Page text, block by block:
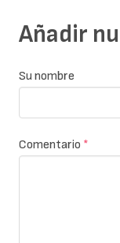
Añadir
Su nombre
Comentario *